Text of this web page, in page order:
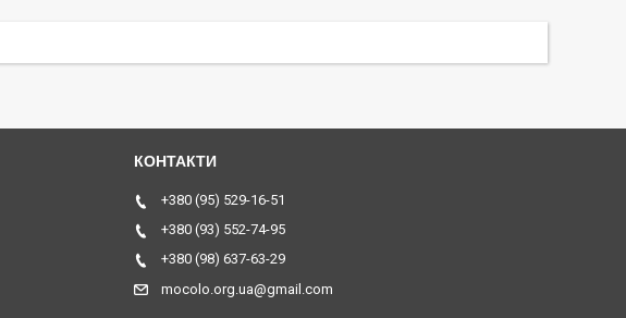
+380 (95) 529-16-51
+380 (93) 552-74-95
+380 (98) 637-63-29
mocolo.org.ua@gmail.com